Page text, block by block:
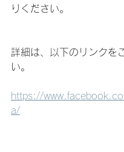
りください。
詳細は、以下のリンクを
い。
https://
a/